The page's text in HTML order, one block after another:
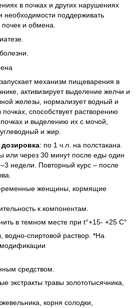
в почках и других нарушениях
необходимости поддерживать
и обмена.
механизм пищеварения в
активизирует выделение желчи и
железы, нормализует водный и
способствует растворению
и выделению их с мочой,
и жир.
: по 1 ч.л. на полстакана
или через 30 минут после еды один
недели. Повторный курс – после
женщины, кормящие
к компонентам.
в темном месте при t°+15- +25 C°
водно-спиртовой раствор. *На
модификации
средством.
экстракты травы золототысячника,
корня солодки,